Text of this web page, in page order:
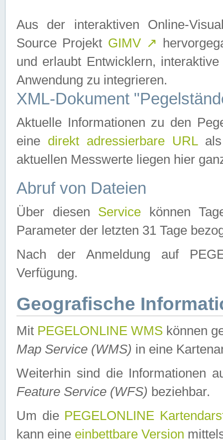
Aus der interaktiven Online-
Source Projekt GIMV ↗
und erlaubt Entwicklern,
Anwendung zu integrieren.
XML-Dokument
Aktuelle Informationen zu den
eine direkt adressierbare URLals
aktuellen Messwerte liegen hier
Abruf von Dateien
Über diesen Service können
Parameter der letzten 31 Tage
Nach der Anmeldung auf
Verfügung.
Geografische
Mit PEGELONLINE WMS können
Map Service (WMS) in eine
Weiterhin sind die Informationen
Feature Service (WFS) beziehbar.
Um die PEGELONLINE
kann eine einbettbare Version